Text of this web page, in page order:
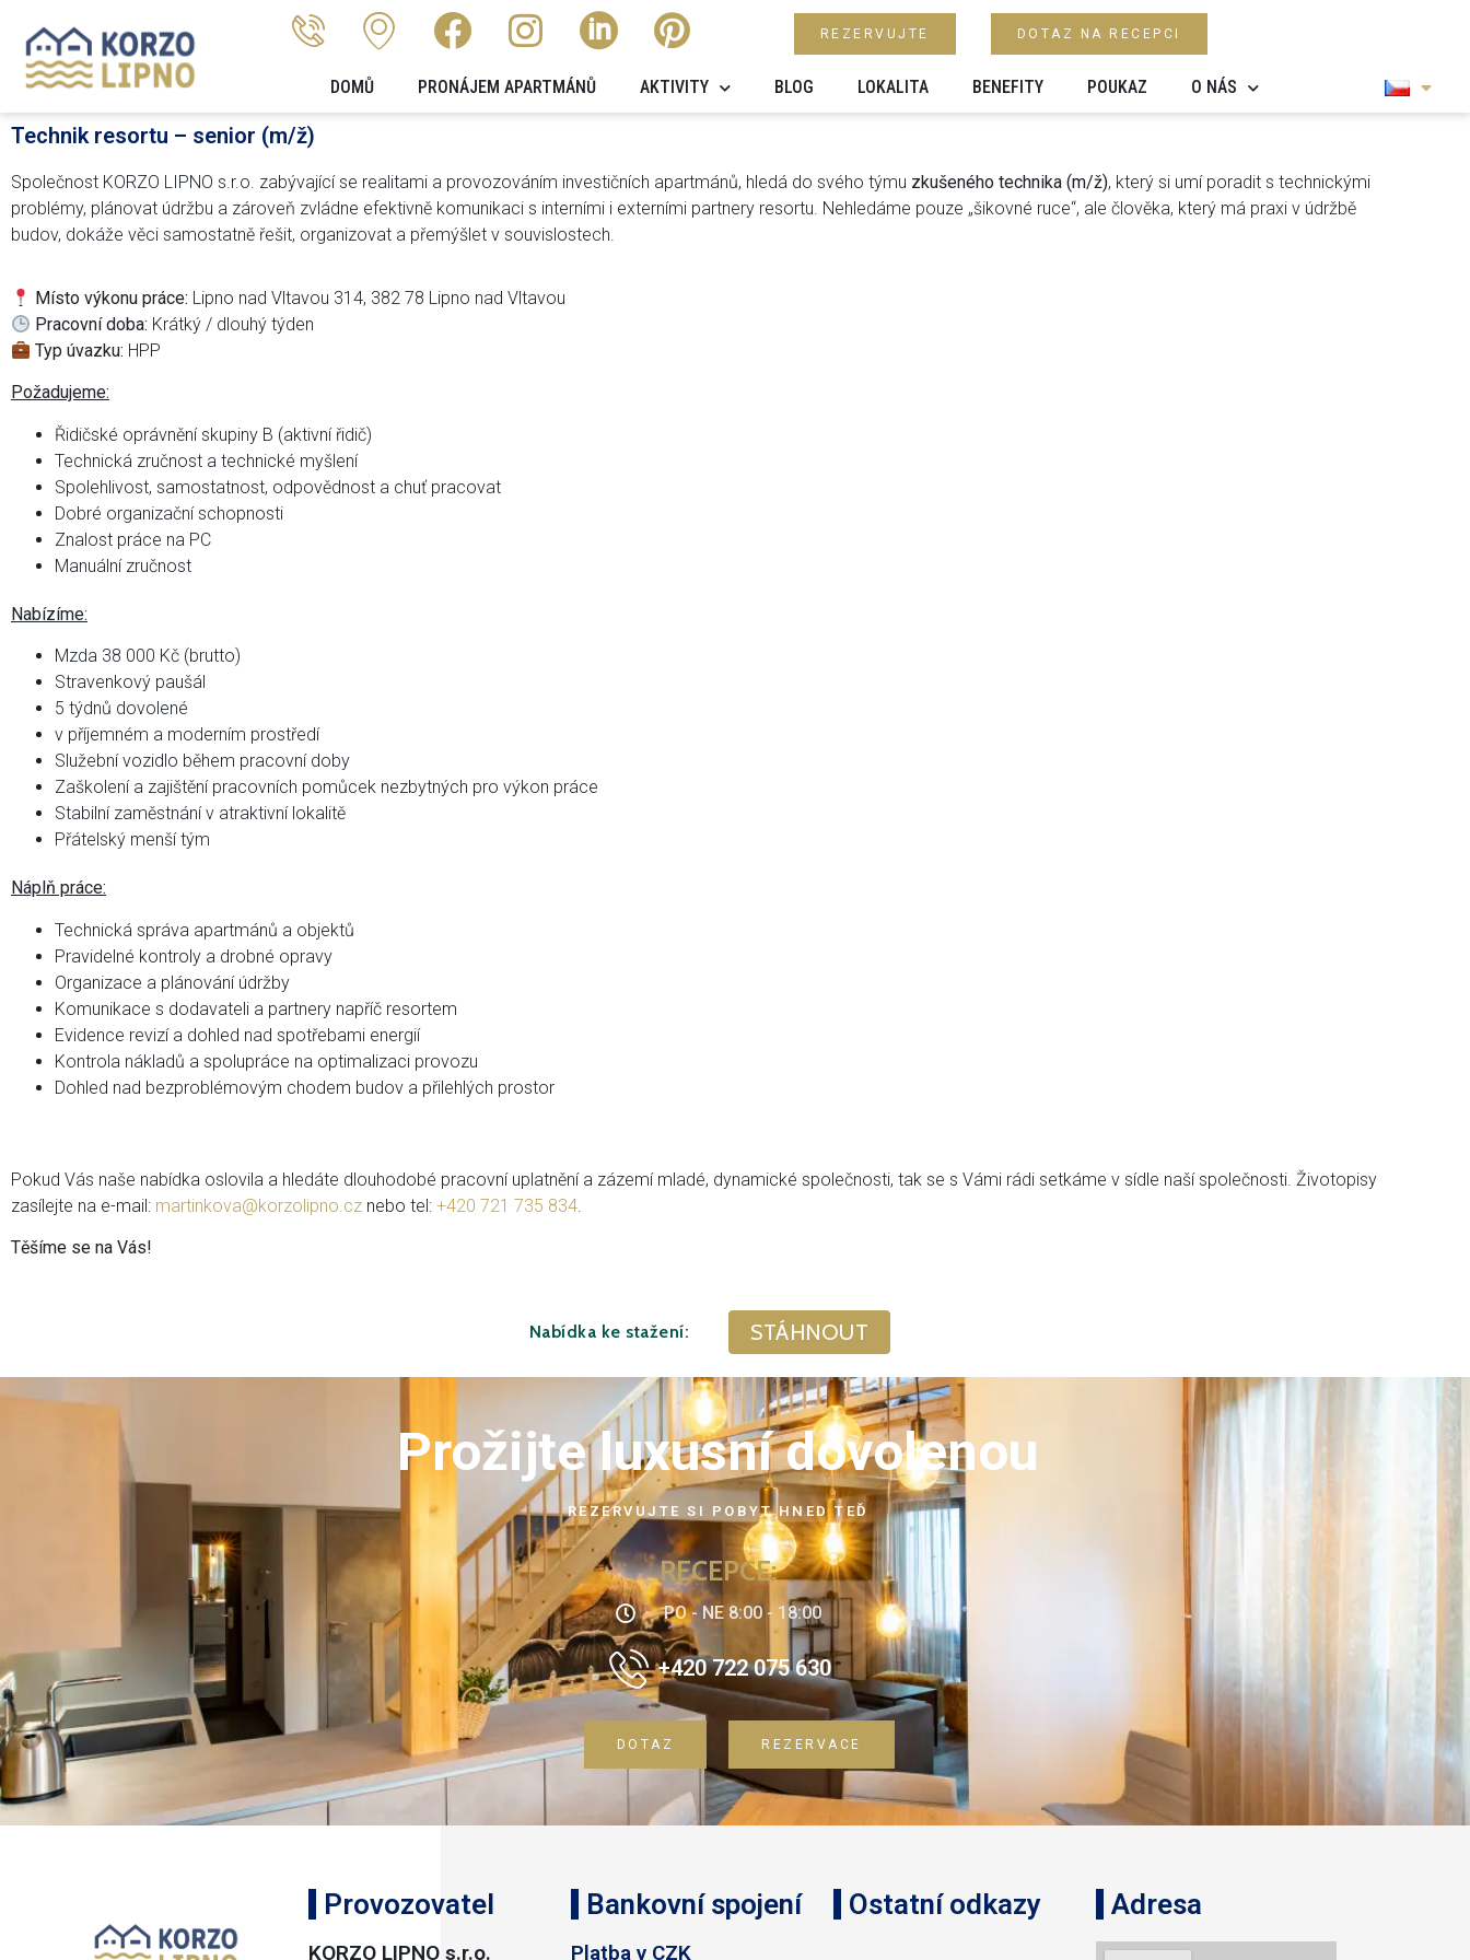
REZERVUJTE DOTAZ NA RECEPCI
DOMŮ PRONÁJEM APARTMÁNŮ AKTIVITY BLOG LOKALITA BENEFITY POUKAZ O NÁS
Technik resortu – senior (m/ž)
Společnost KORZO LIPNO s.r.o. zabývající se realitami a provozováním investičních apartmánů, hledá do svého týmu zkušeného technika (m/ž), který si umí poradit s technickými
problémy, plánovat údržbu a zároveň zvládne efektivně komunikaci s interními i externími partnery resortu. Nehledáme pouze „šikovné ruce“, ale člověka, který má praxi v údržbě
budov, dokáže věci samostatně řešit, organizovat a přemýšlet v souvislostech.
Místo výkonu práce: Lipno nad Vltavou 314, 382 78 Lipno nad Vltavou
Pracovní doba: Krátký / dlouhý týden
Typ úvazku: HPP
Požadujeme:
Řidičské oprávnění skupiny B (aktivní řidič)
Technická zručnost a technické myšlení
Spolehlivost, samostatnost, odpovědnost a chuť pracovat
Dobré organizační schopnosti
Znalost práce na PC
Manuální zručnost
Nabízíme:
Mzda 38 000 Kč (brutto)
Stravenkový paušál
5 týdnů dovolené
v příjemném a moderním prostředí
Služební vozidlo během pracovní doby
Zaškolení a zajištění pracovních pomůcek nezbytných pro výkon práce
Stabilní zaměstnání v atraktivní lokalitě
Přátelský menší tým
Náplň práce:
Technická správa apartmánů a objektů
Pravidelné kontroly a drobné opravy
Organizace a plánování údržby
Komunikace s dodavateli a partnery napříč resortem
Evidence revizí a dohled nad spotřebami energií
Kontrola nákladů a spolupráce na optimalizaci provozu
Dohled nad bezproblémovým chodem budov a přilehlých prostor
Pokud Vás naše nabídka oslovila a hledáte dlouhodobé pracovní uplatnění a zázemí mladé, dynamické společnosti, tak se s Vámi rádi setkáme v sídle naší společnosti. Životopisy
zasílejte na e-mail: martinkova@korzolipno.cz nebo tel: +420 721 735 834
Těšíme se na Vás!
Nabídka ke stažení: STÁHNOUT
Prožijte luxusní dovolenou
REZERVUJTE SI POBYT HNED TEĎ
RECEPCE:
PO - NE 8:00 - 18:00
+420 722 075 630
DOTAZ REZERVACE
Provozovatel
KORZO LIPNO s.r.o.
Bankovní spojení
Platba v CZK
Ostatní odkazy Adresa